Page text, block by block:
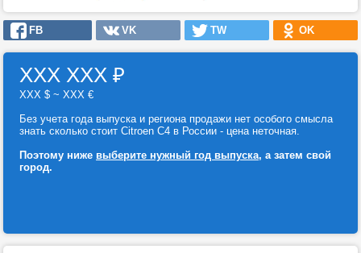
FB VK TW OK
ХХХ ХХХ ₽
ХХХ $ ~ ХХХ €
Без учета года выпуска и региона продажи нет особого смысла
знать сколько стоит Citroen C4 в России - цена неточная.
Поэтому ниже выберите нужный год выпуска, а затем свой
город.